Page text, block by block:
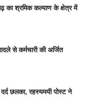
का श्रमिक कल्याण के क्षेत्र में
से कर्मचारी की अर्जित
छलका, रहस्यमयी पोस्ट ने